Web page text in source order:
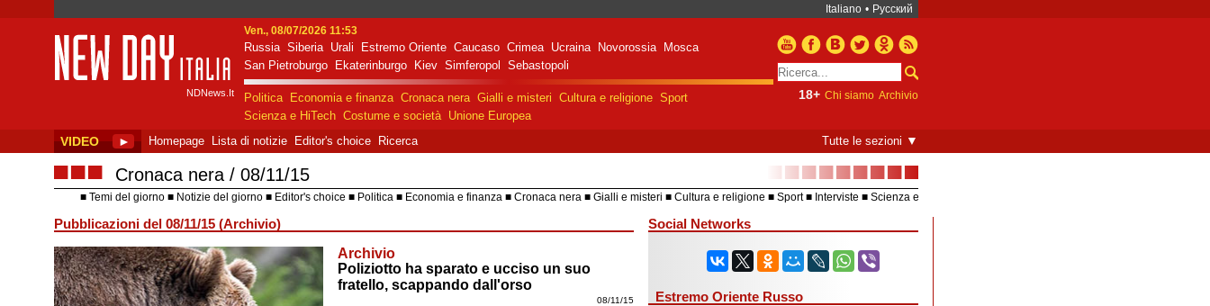
Italiano • Русский
New Day Italia
NDNews.It
Ven., 08/07/2026 11:53
Russia Siberia Urali Estremo Oriente Caucaso Crimea Ucraina Novorossia
Mosca
San Pietroburgo
Ekaterinburgo Kiev Simferopol Sebastopoli
Politica Economia e finanza Cronaca nera Gialli e misteri Cultura e religione Sport
Scienza e HiTech Costume e società Unione Europea
18+ Chi siamo Archivio
VIDEO ► Homepage Lista di notizie Editor's choice Ricerca Tutte le sezioni ▼
■■■ Cronaca nera 08/11/15 ■■■■■■■■■
Temi del giorno Notizie del giorno Editor's choice Politica Economia e finanza Cronaca nera Gialli e misteri Cultura e religione Sport Interviste
Scienza e
Pubblicazioni del 08/11/15 (Archivio)
Archivio
Poliziotto ha sparato e ucciso un suo
fratello, scappando dall'orso
08/11/15
Social Networks
Estremo Oriente Russo